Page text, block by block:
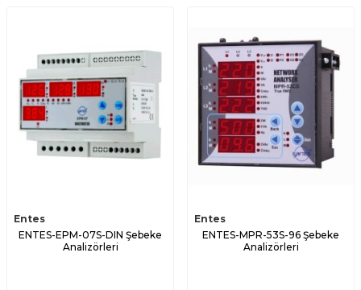
Entes
ENTES-EPM-07S-DIN Şebeke
Analizörleri
Entes
ENTES-MPR-53S-96 Şebeke
Analizörleri